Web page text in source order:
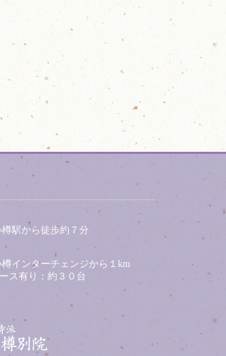
駅から徒歩約７分
インターチェンジから１km
ス有り：約３０台